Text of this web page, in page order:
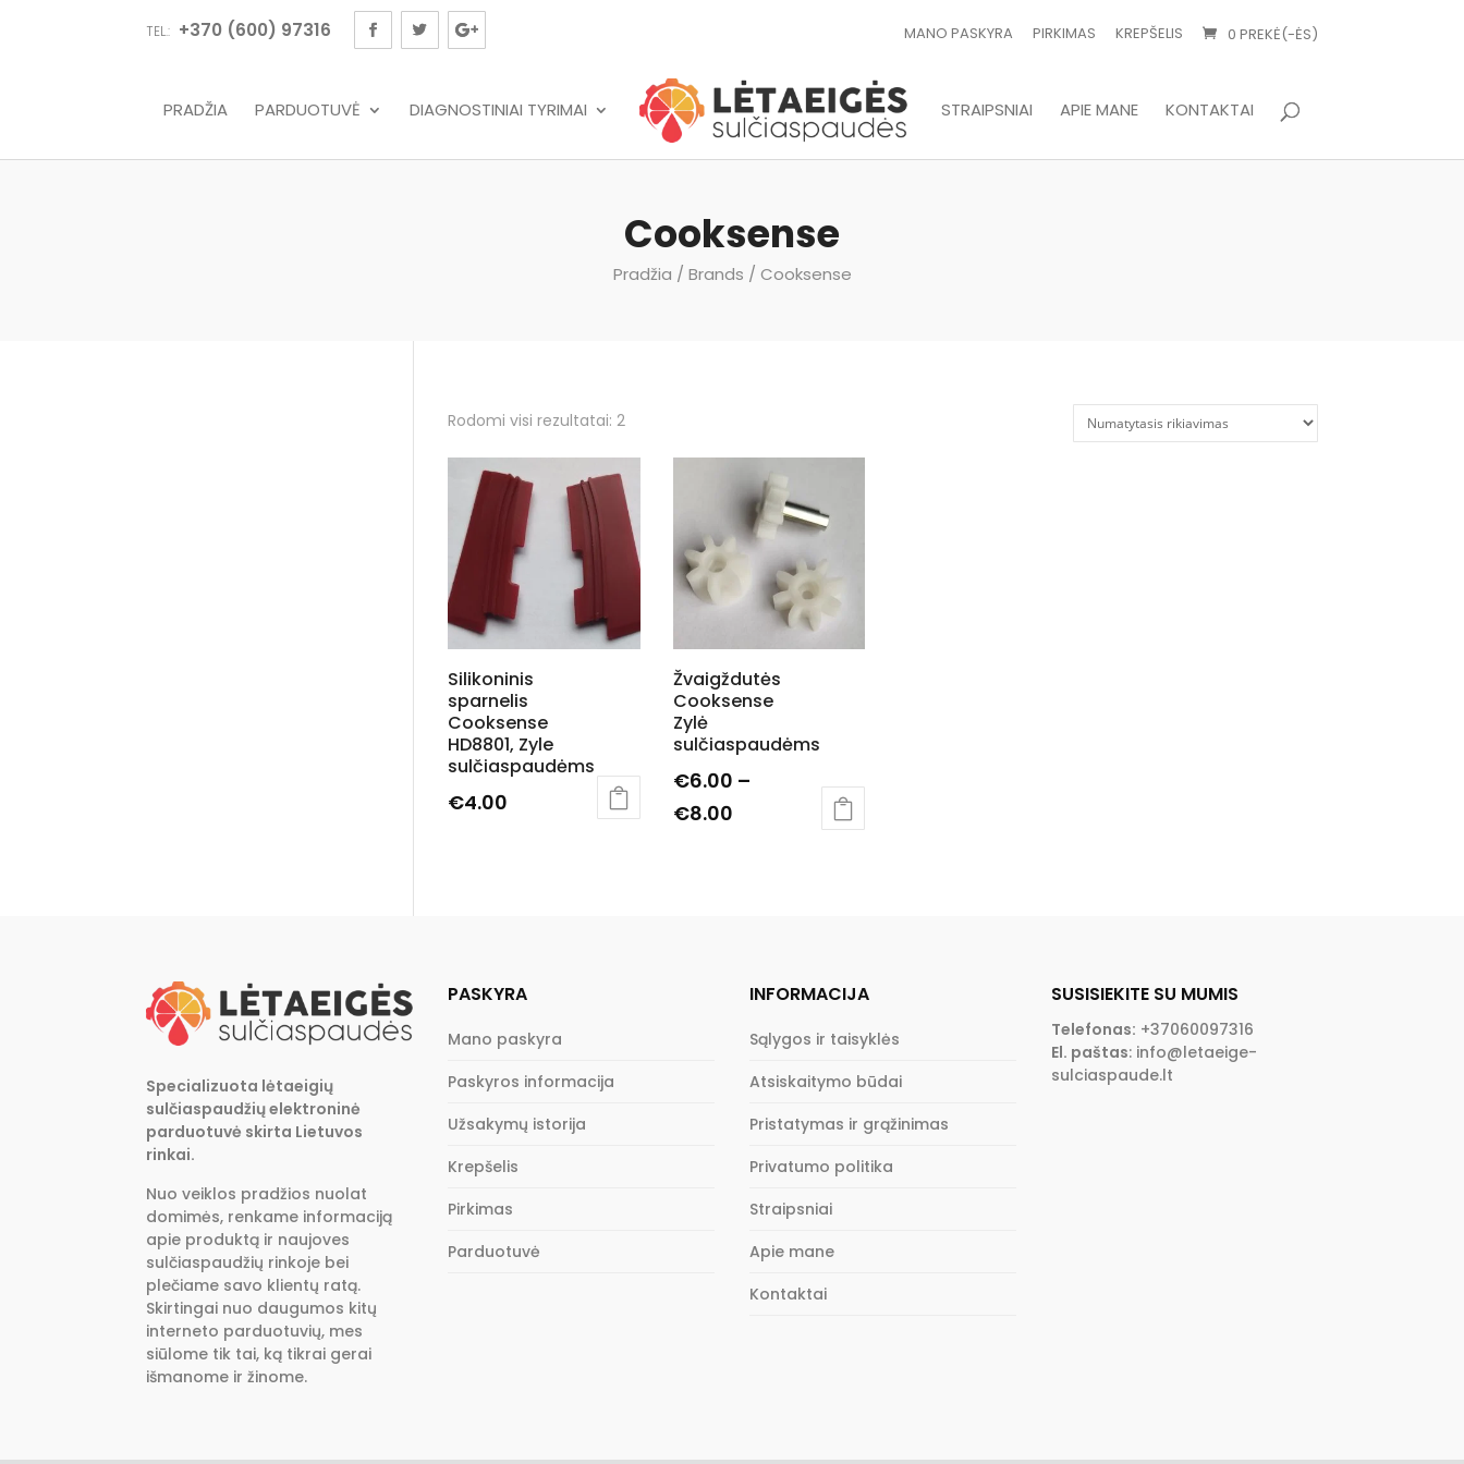
TEL.: +370 (600) 97316 MANO PASKYRA PIRKIMAS KREPŠELIS 0 PREKĖ(-ĖS)
PRADŽIA PARDUOTUVĖ DIAGNOSTINIAI TYRIMAI STRAIPSNIAI APIE MANE KONTAKTAI
Cooksense
Pradžia / Brands / Cooksense
Rodomi visi rezultatai: 2
Silikoninis
sparnelis
Cooksense
HD8801, Zyle
sulčiaspaudėms
€4.00
Žvaigždutės
Cooksense
Zylė
sulčiaspaudėms
€6.00 –
€8.00
Specializuota lėtaeigių
sulčiaspaudžių elektroninė
parduotuvė skirta Lietuvos
rinkai.
Nuo veiklos pradžios nuolat
domimės, renkame informaciją
apie produktą ir naujoves
sulčiaspaudžių rinkoje bei
plečiame savo klientų ratą.
Skirtingai nuo daugumos kitų
interneto parduotuvių, mes
siūlome tik tai, ką tikrai gerai
išmanome ir žinome.
PASKYRA
Mano paskyra
Paskyros informacija
Užsakymų istorija
Krepšelis
Pirkimas
Parduotuvė
INFORMACIJA
Sąlygos ir taisyklės
Atsiskaitymo būdai
Pristatymas ir grąžinimas
Privatumo politika
Straipsniai
Apie mane
Kontaktai
SUSISIEKITE SU MUMIS
Telefonas: +37060097316
El. paštas: info@letaeige-
sulciaspaude.lt